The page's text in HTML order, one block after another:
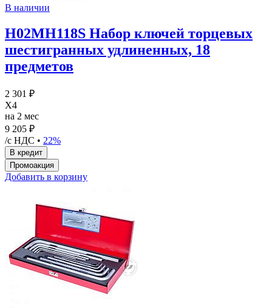
В наличии
H02MH118S Набор ключей торцевых
шестигранных удлиненных, 18
предметов
2 301 ₽
X4
на 2 мес
9 205 ₽
/с НДС • 22%
Добавить в корзину